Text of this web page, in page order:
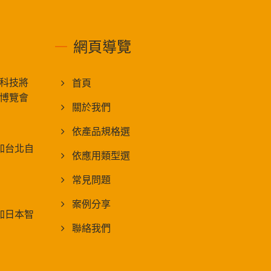
技將
覽會
台北自
日本智
網頁導覽
首頁
關於我們
依產品規格選
依應用類型選
常見問題
案例分享
聯絡我們